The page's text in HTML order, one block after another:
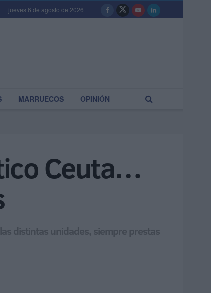
jueves 6 de agosto de 2026
MARRUECOS OPINIÓN
Ceuta…
distintas unidades, siempre prestas